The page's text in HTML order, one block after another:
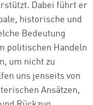
Dabei führt er
historische und
Bedeutung
politischen Handeln
um nicht zu
uns jenseits von
Ansätzen,